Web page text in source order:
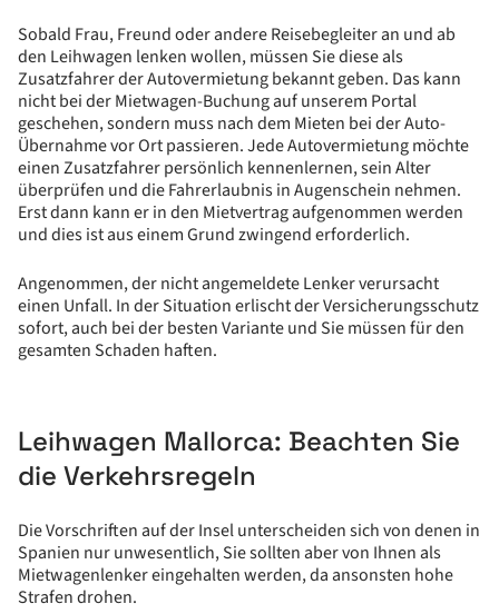
Sobald Frau, Freund oder andere Reisebegleiter an und ab
den Leihwagen lenken wollen, müssen Sie diese als
Zusatzfahrer der Autovermietung bekannt geben. Das kann
nicht bei der Mietwagen-Buchung auf unserem Portal
geschehen, sondern muss nach dem Mieten bei der Auto-
Übernahme vor Ort passieren. Jede Autovermietung möchte
einen Zusatzfahrer persönlich kennenlernen, sein Alter
überprüfen und die Fahrerlaubnis in Augenschein nehmen.
Erst dann kann er in den Mietvertrag aufgenommen werden
und dies ist aus einem Grund zwingend erforderlich.
Angenommen, der nicht angemeldete Lenker verursacht
einen Unfall. In der Situation erlischt der Versicherungsschutz
sofort, auch bei der besten Variante und Sie müssen für den
gesamten Schaden haften.
Leihwagen Mallorca: Beachten Sie
die Verkehrsregeln
Die Vorschriften auf der Insel unterscheiden sich von denen in
Spanien nur unwesentlich, Sie sollten aber von Ihnen als
Mietwagenlenker eingehalten werden, da ansonsten hohe
Strafen drohen.